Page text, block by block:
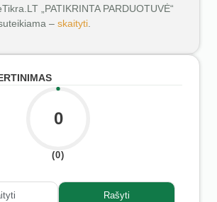
„PATIKRINTA PARDUOTUVĖ“
– skaityti
0
(0)
Rašyti